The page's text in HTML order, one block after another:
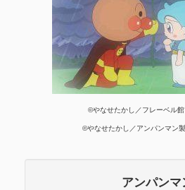
©やなせたかし／フレーベル
©やなせたかし／アンパンマン
アンパンマ